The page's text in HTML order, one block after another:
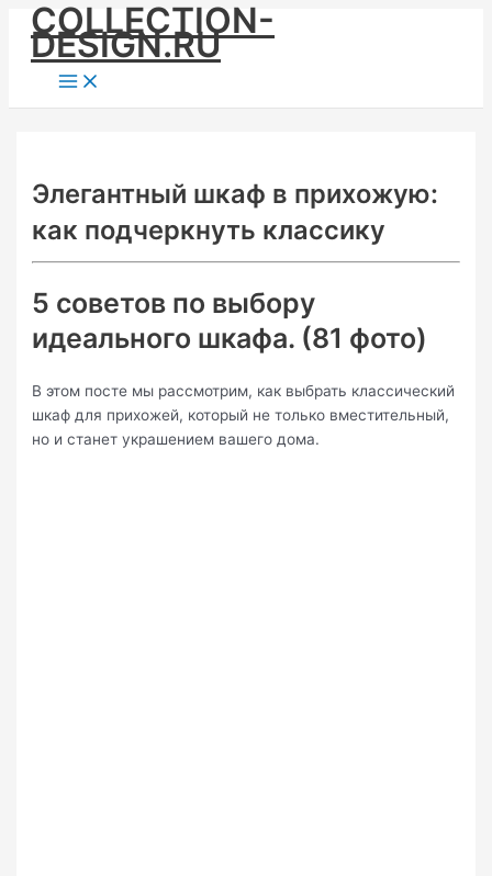
Skip
content
COLLECTION-
DESIGN.RU
Main
Menu
Элегантный шкаф в прихожую:
как подчеркнуть классику
5 советов по выбору
идеального шкафа. (81 фото)
В этом посте мы рассмотрим, как выбрать классический
шкаф для прихожей, который не только вместительный,
но и станет украшением вашего дома.